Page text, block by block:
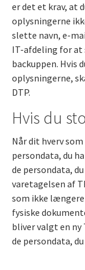
er det et krav, at
oplysningerne
slette navn, e-
IT-afdeling for at
backuppen. Hvis
oplysningerne,
DTP.
Hvis du
Når dit hverv
persondata, du
de persondata,
varetagelsen af
som ikke
fysiske
bliver valgt en ny
de persondata,